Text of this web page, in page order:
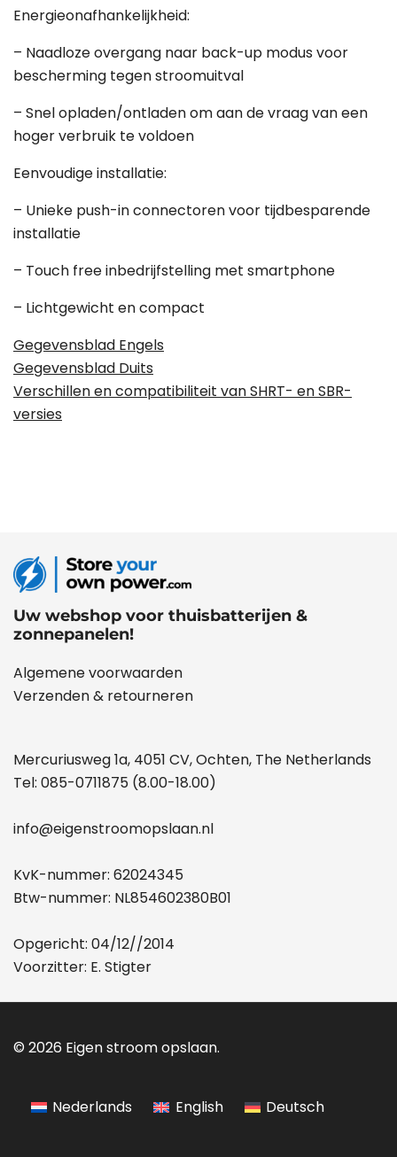
Energieonafhankelijkheid:
– Naadloze overgang naar back-up modus voor
bescherming tegen stroomuitval
– Snel opladen/ontladen om aan de vraag van een
hoger verbruik te voldoen
Eenvoudige installatie:
– Unieke push-in connectoren voor tijdbesparende
installatie
– Touch free inbedrijfstelling met smartphone
– Lichtgewicht en compact
Gegevensblad Engels
Gegevensblad Duits
Verschillen en compatibiliteit van SHRT- en SBR-
versies
Uw webshop voor thuisbatterijen &
zonnepanelen!
Algemene voorwaarden
Verzenden & retourneren
Mercuriusweg 1a, 4051 CV, Ochten, The Netherlands
Tel: 085-0711875 (8.00-18.00)
info@eigenstroomopslaan.nl
KvK-nummer: 62024345
Btw-nummer: NL854602380B01
Opgericht: 04/12//2014
Voorzitter: E. Stigter
© 2026 Eigen stroom opslaan.
Nederlands English Deutsch